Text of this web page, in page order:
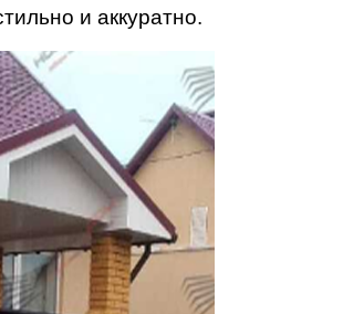
и аккуратно.